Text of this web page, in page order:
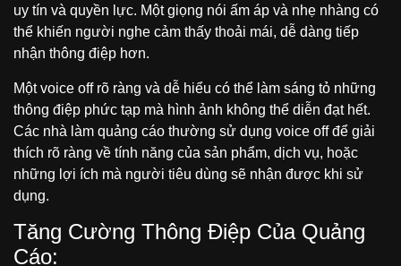
uy tín và quyền lực. Một giọng nói ấm áp và nhẹ nhàng có
thể khiến người nghe cảm thấy thoải mái, dễ dàng tiếp
nhận thông điệp hơn.
Một voice off rõ ràng và dễ hiểu có thể làm sáng tỏ những
thông điệp phức tạp mà hình ảnh không thể diễn đạt hết.
Các nhà làm quảng cáo thường sử dụng voice off để giải
thích rõ ràng về tính năng của sản phẩm, dịch vụ, hoặc
những lợi ích mà người tiêu dùng sẽ nhận được khi sử
dụng.
Tăng Cường Thông Điệp Của Quảng
Cáo: